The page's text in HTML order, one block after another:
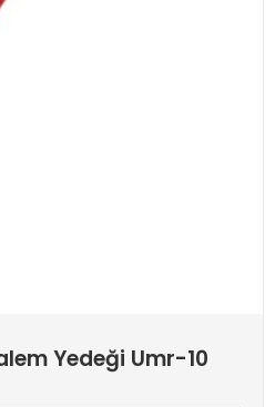
Yedeği Umr-10